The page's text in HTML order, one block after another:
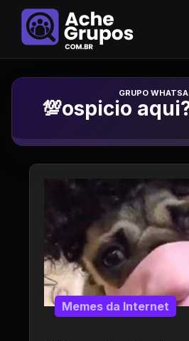
Grupo de
💯ospicio
Memes da Internet